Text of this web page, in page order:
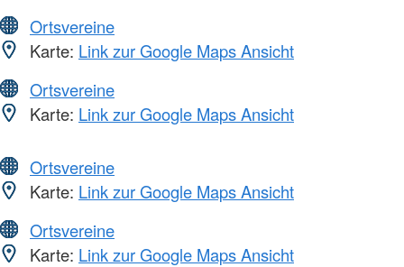
Ortsvereine
Karte: Link zur Google Maps Ansicht
Ortsvereine
Karte: Link zur Google Maps Ansicht
Ortsvereine
Karte: Link zur Google Maps Ansicht
Ortsvereine
Karte: Link zur Google Maps Ansicht